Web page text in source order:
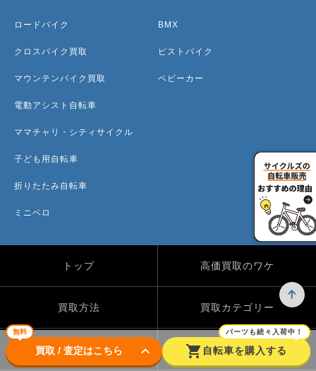
無料
買取 / 査定はこちら keyboard_arrow_down shopping_cart
パーツも続々入荷中！
自転車を購入する
ロードバイク
クロスバイク買取
マウンテンバイク買取
電動アシスト自転車
ママチャリ・シティサイクル
子ども用自転車
折りたたみ自転車
ミニベロ
BMX
ピストバイク
ベビーカー
トップ 高価買取のワケ
買取方法 買取カテゴリー
買取実績 自転車のコラム